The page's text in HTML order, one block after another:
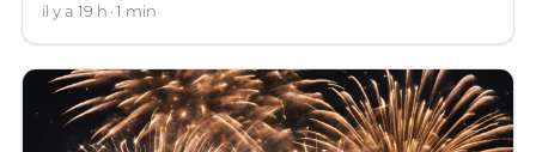
(Hérault).
il y a 19 h 1 min